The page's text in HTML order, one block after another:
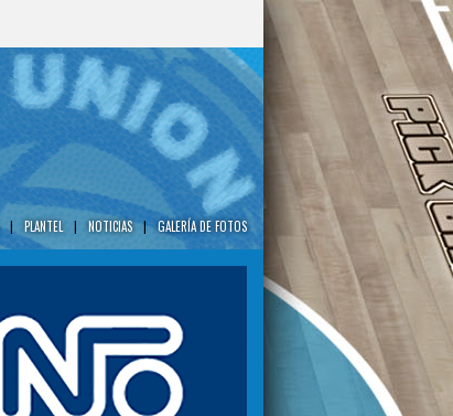
| PLANTEL | NOTICIAS | GALERÍA DE FOTOS